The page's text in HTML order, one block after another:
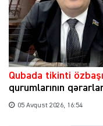
Qubada tikinti
qurumlarının
05 Avqust 2026, 16:54